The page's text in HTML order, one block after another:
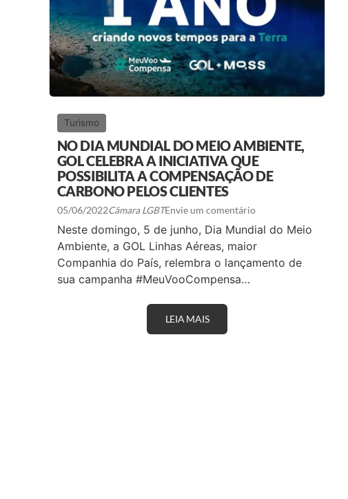
Turismo
NO DIA MUNDIAL DO MEIO AMBIENTE,
GOL CELEBRA A INICIATIVA QUE
POSSIBILITA A COMPENSAÇÃO DE
CARBONO PELOS CLIENTES
05/06/2022Câmara LGBTEnvie um comentário
Neste domingo, 5 de junho, Dia Mundial do Meio
Ambiente, a GOL Linhas Aéreas, maior
Companhia do País, relembra o lançamento de
sua campanha #MeuVooCompensa…
LEIA MAISN